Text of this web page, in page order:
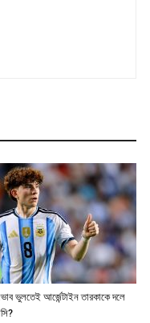
ভুলতেই আর্জেন্টাইন তারকাকে দলে